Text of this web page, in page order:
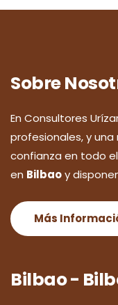
Sobre
En Consultores
profesionales, y
confianza en todo
en Bilbaoy
Más
Bilbao -